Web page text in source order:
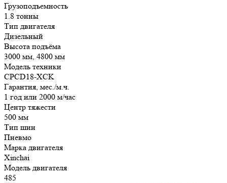
Грузоподъемность
1.8 тонны
Тип двигателя
Дизельный
Высота подъёма
3000 мм, 4800 мм
Модель техники
CPCD18-XCK
Гарантия, мес./м.ч.
1 год или 2000 м/час
Центр тяжести
500 мм
Тип шин
Пневмо
Марка двигателя
Xinchai
Модель двигателя
485